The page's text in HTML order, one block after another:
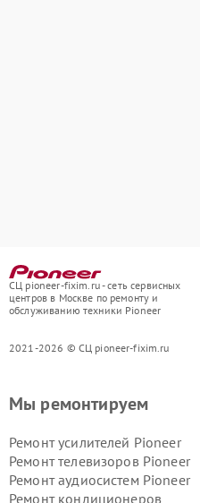
СЦ pioneer-fixim.ru - сеть сервисных
центров в Москве по ремонту и
обслуживанию техники Pioneer
2021-2026 © СЦ pioneer-fixim.ru
Мы ремонтируем
Ремонт усилителей Pioneer
Ремонт телевизоров Pioneer
Ремонт аудиосистем Pioneer
Ремонт кондиционеров